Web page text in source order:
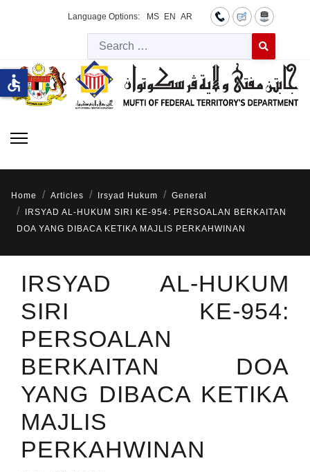
Language Options: MS EN AR
Type 2 or
Home Articles Irsyad Hukum
General
IRSYAD AL-HUKUM SIRI KE-954: PERSOALAN BERKAITAN
DOA YANG DIBACA KETIKA MAJLIS PERKAHWINAN
IRSYAD AL-HUKUM
SIRI KE-954:
PERSOALAN
BERKAITAN DOA
YANG DIBACA KETIKA
MAJLIS
PERKAHWINAN
accessible